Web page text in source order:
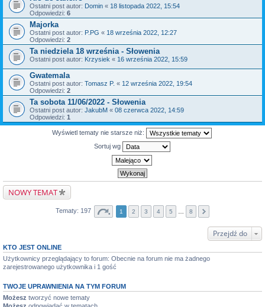
Ostatni post autor: Domin « 18 listopada 2022, 15:54
Odpowiedzi: 6
Majorka
Ostatni post autor: P.PG « 18 września 2022, 12:27
Odpowiedzi: 2
Ta niedziela 18 września - Słowenia
Ostatni post autor: Krzysiek « 16 września 2022, 15:59
Gwatemala
Ostatni post autor: Tomasz P. « 12 września 2022, 19:54
Odpowiedzi: 2
Ta sobota 11/06/2022 - Słowenia
Ostatni post autor: JakubM « 08 czerwca 2022, 14:59
Odpowiedzi: 1
Wyświetl tematy nie starsze niż:
Sortuj wg
NOWY TEMAT
Tematy: 197 1 2 3 4 5 8
Przejdź do
KTO JEST ONLINE
Użytkownicy przeglądający to forum: Obecnie na forum nie ma żadnego
zarejestrowanego użytkownika i 1 gość
TWOJE UPRAWNIENIA NA TYM FORUM
Możesz tworzyć nowe tematy